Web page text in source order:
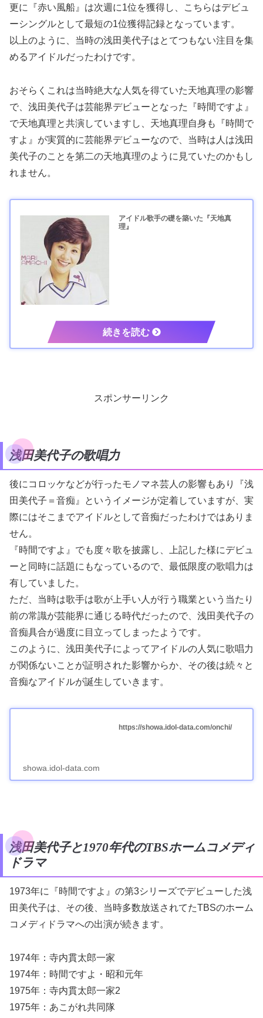
更に『赤い風船』は次週に1位を獲得し、こちらはデビュ
ーシングルとして最短の1位獲得記録となっています。
以上のように、当時の浅田美代子はとてつもない注目を集
めるアイドルだったわけです。
おそらくこれは当時絶大な人気を得ていた天地真理の影響
で、浅田美代子は芸能界デビューとなった『時間ですよ』
で天地真理と共演していますし、天地真理自身も『時間で
すよ』が実質的に芸能界デビューなので、当時は人は浅田
美代子のことを第二の天地真理のように見ていたのかもし
れません。
アイドル歌手の礎を築いた『天地真
理』
スポンサーリンク
浅田美代子の歌唱力
後にコロッケなどが行ったモノマネ芸人の影響もあり『浅
田美代子＝音痴』というイメージが定着していますが、実
際にはそこまでアイドルとして音痴だったわけではありま
せん。
『時間ですよ』でも度々歌を披露し、上記した様にデビュ
ーと同時に話題にもなっているので、最低限度の歌唱力は
有していました。
ただ、当時は歌手は歌が上手い人が行う職業という当たり
前の常識が芸能界に通じる時代だったので、浅田美代子の
音痴具合が過度に目立ってしまったようです。
このように、浅田美代子によってアイドルの人気に歌唱力
が関係ないことが証明された影響からか、その後は続々と
音痴なアイドルが誕生していきます。
https://showa.idol-data.com/onchi/
showa.idol-data.com
浅田美代子と1970年代のTBSホームコメディ
ドラマ
1973年に『時間ですよ』の第3シリーズでデビューした浅
田美代子は、その後、当時多数放送されてたTBSのホーム
コメディドラマへの出演が続きます。
1974年：寺内貫太郎一家
1974年：時間ですよ・昭和元年
1975年：寺内貫太郎一家2
1975年：あこがれ共同隊